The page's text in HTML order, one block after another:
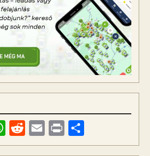
WhatsApp
Reddit
Email
Print
meg